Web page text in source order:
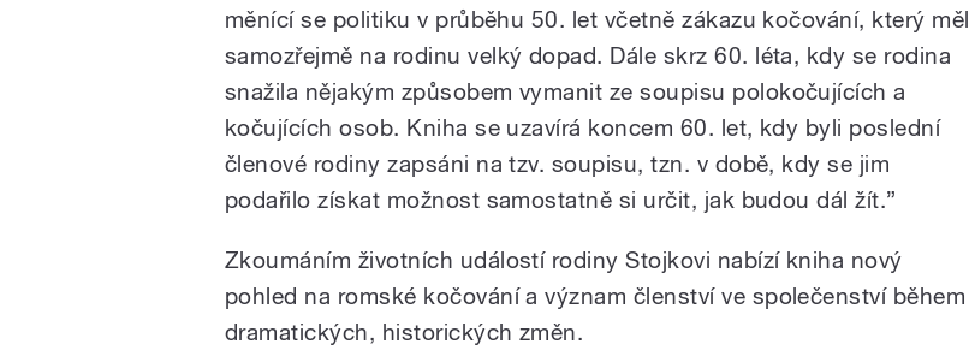
měnící se politiku v průběhu 50. let včetně zákazu kočování, který měl
samozřejmě na rodinu velký dopad. Dále skrz 60. léta, kdy se rodina
snažila nějakým způsobem vymanit ze soupisu polokočujících a
kočujících osob. Kniha se uzavírá koncem 60. let, kdy byli poslední
členové rodiny zapsáni na tzv. soupisu, tzn. v době, kdy se jim
podařilo získat možnost samostatně si určit, jak budou dál žít.”
Zkoumáním životních událostí rodiny Stojkovi nabízí kniha nový
pohled na romské kočování a význam členství ve společenství během
dramatických, historických změn.